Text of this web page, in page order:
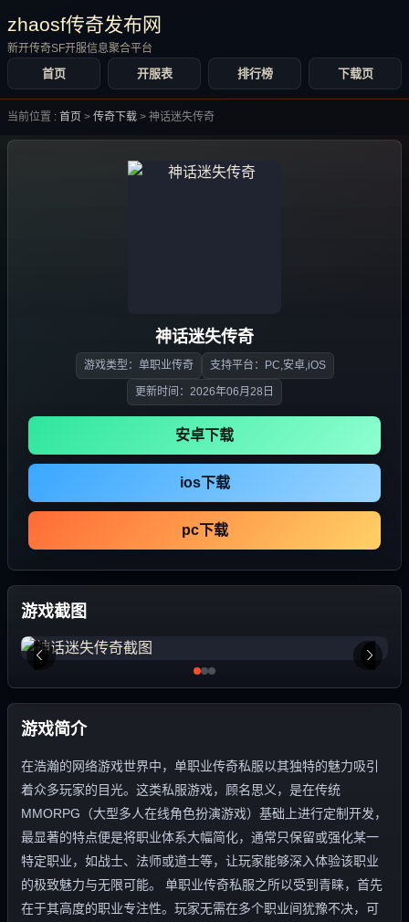
zhaosf传奇发布网
新开传奇SF开服信息聚合平台
首页 开服表 排行榜 下载页
当前位置 : 首页 > 传奇下载 > 神话迷失传奇
神话迷失传奇
游戏类型：单职业传奇 支持平台：PC,安卓,iOS
更新时间：2026年06月28日
安卓下载
ios下载
pc下载
游戏截图
游戏简介
在浩瀚的网络游戏世界中，单职业传奇私服以其独特的魅力吸引
着众多玩家的目光。这类私服游戏，顾名思义，是在传统
MMORPG（大型多人在线角色扮演游戏）基础上进行定制开发，
最显著的特点便是将职业体系大幅简化，通常只保留或强化某一
特定职业，如战士、法师或道士等，让玩家能够深入体验该职业
的极致魅力与无限可能。 单职业传奇私服之所以受到青睐，首先
在于其高度的职业专注性。玩家无需在多个职业间犹豫不决，可